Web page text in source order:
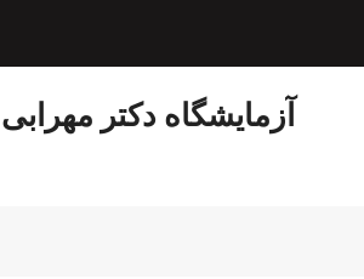
آزمایشگاه دکتر مهرابی